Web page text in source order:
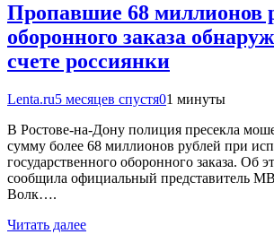
Пропавшие 68 миллионов
оборонного заказа
счете россиянки
Lenta.ru5 месяцев спустя01 минуты
В Ростове-на-Дону полиция пресекла
сумму более 68 миллионов рублей при
государственного оборонного заказа. Об
сообщила официальный представитель
Волк….
Читать далее